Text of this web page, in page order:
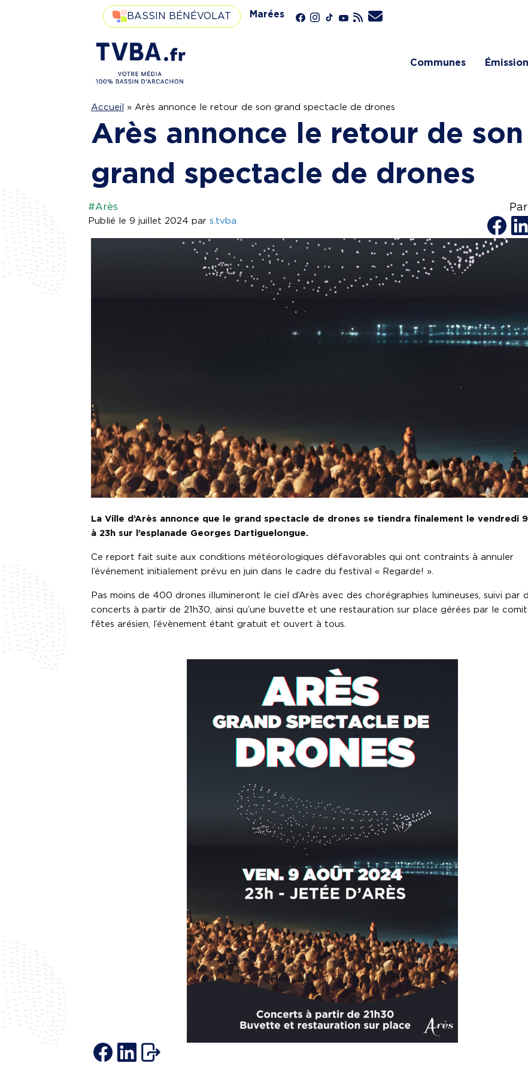
BASSIN BÉNÉVOLAT Marées
Communes
Accueil » Arès annonce le retour de son grand spectacle de drones
Arès annonce le retour de son
grand spectacle de drones
#Arès
Publié le 9 juillet 2024 par s.tvba
La Ville d’Arès annonce que le grand spectacle de drones se tiendra finalement le vendredi
à 23h sur l’esplanade Georges Dartiguelongue.
Ce report fait suite aux conditions météorologiques défavorables qui ont contraints à annuler
l’événement initialement prévu en juin dans le cadre du festival « Regarde! ».
Pas moins de 400 drones illumineront le ciel d’Arès avec des chorégraphies lumineuses, suivi par
concerts à partir de 21h30, ainsi qu’une buvette et une restauration sur place gérées par le
fêtes arésien, l’évènement étant gratuit et ouvert à tous.